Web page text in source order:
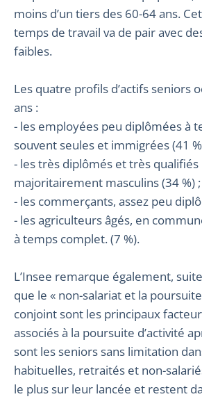
moins d’un tiers des 60-64 ans.
temps de travail va de pair avec
faibles.
Les quatre profils d’actifs seniors
ans :
- les employées peu diplômées à
souvent seules et immigrées (41
- les très diplômés et très qualifiés
majoritairement masculins (34 %) ;
- les commerçants, assez peu
- les agriculteurs âgés, en
à temps complet. (7 %).
L’Insee remarque également,
que le « non-salariat et la
conjoint sont les principaux
associés à la poursuite d’activité
sont les seniors sans limitation
habituelles, retraités et non-
le plus sur leur lancée et restent